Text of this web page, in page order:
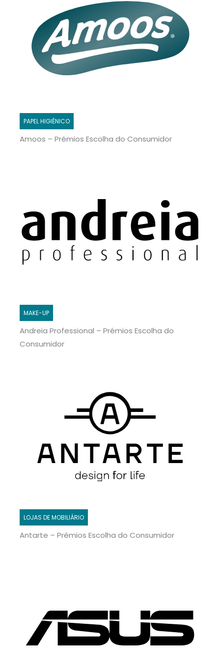
PAPEL HIGIÉNICO
Amoos – Prémios Escolha do Consumidor
MAKE-UP
Andreia Professional – Prémios Escolha do
Consumidor
LOJAS DE MOBILIÁRIO
Antarte – Prémios Escolha do Consumidor